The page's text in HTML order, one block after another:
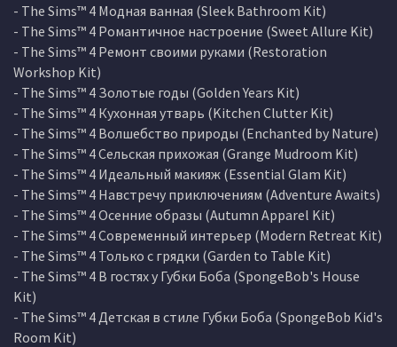
- The Sims™ 4 Модная ванная (Sleek Bathroom Kit)
- The Sims™ 4 Романтичное настроение (Sweet Allure Kit)
- The Sims™ 4 Ремонт своими руками (Restoration
Workshop Kit)
- The Sims™ 4 Золотые годы (Golden Years Kit)
- The Sims™ 4 Кухонная утварь (Kitchen Clutter Kit)
- The Sims™ 4 Волшебство природы (Enchanted by Nature)
- The Sims™ 4 Сельская прихожая (Grange Mudroom Kit)
- The Sims™ 4 Идеальный макияж (Essential Glam Kit)
- The Sims™ 4 Навстречу приключениям (Adventure Awaits)
- The Sims™ 4 Осенние образы (Autumn Apparel Kit)
- The Sims™ 4 Современный интерьер (Modern Retreat Kit)
- The Sims™ 4 Только с грядки (Garden to Table Kit)
- The Sims™ 4 В гостях у Губки Боба (SpongeBob's House
Kit)
- The Sims™ 4 Детская в стиле Губки Боба (SpongeBob Kid's
Room Kit)